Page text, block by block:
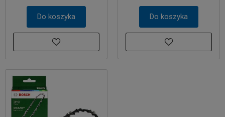
Do koszyka Do koszyka